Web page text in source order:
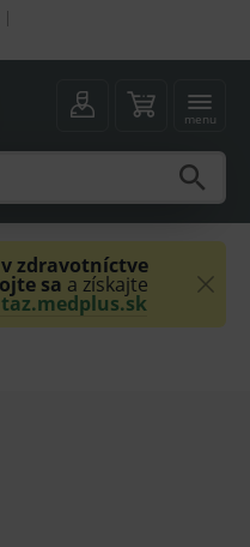
menu
zdravotníctve
sa a získajte